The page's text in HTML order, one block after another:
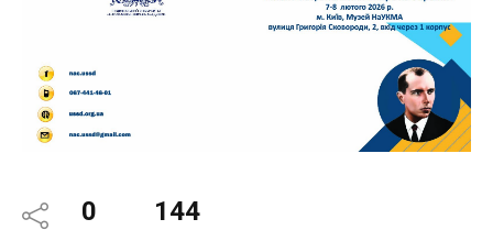
0 144